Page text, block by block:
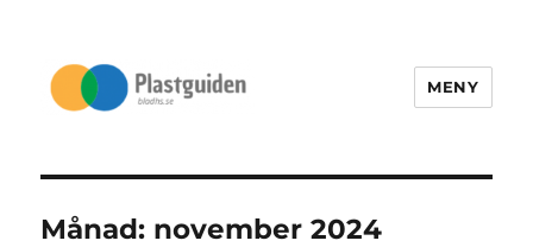
MENY
Månad: november 2024